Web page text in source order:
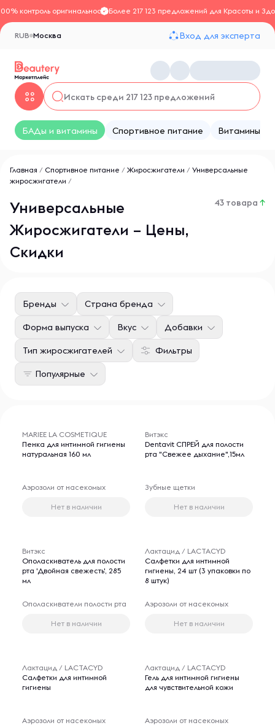
контроль оригинальностиБолее 217 123 предложений для Красоты и
Москва
RUB Вход для эксперта
БАДы и витамины Спортивное питание Витамины
Главная / Спортивное питание / Жиросжигатели / Универсальные
жиросжигатели /
Универсальные
Жиросжигатели – Цены,
Скидки
43 товара ↑
Фильтры
Бренды Страна бренда
Форма выпуска Вкус Добавки
Тип жиросжигателей
Популярные
MARIEE LA COSMETIQUE
Пенка для интимной гигиены
натуральная 160 мл
Аэрозоли от насекомых
Нет в наличии
Витэкс
Dentavit СПРЕЙ для полости
рта "Свежее дыхание",15мл
Зубные щетки
Нет в наличии
Витэкс
Ополаскиватель для полости
рта 'Двойная свежесть', 285
мл
Ополаскиватели полости рта
Нет в наличии
Лактацид / LACTACYD
Салфетки для интимной
гигиены, 24 шт (3 упаковки по
8 штук)
Аэрозоли от насекомых
Нет в наличии
Лактацид / LACTACYD
Салфетки для интимной
гигиены
Аэрозоли от насекомых
Лактацид / LACTACYD
Гель для интимной гигиены
для чувствительной кожи
Аэрозоли от насекомых